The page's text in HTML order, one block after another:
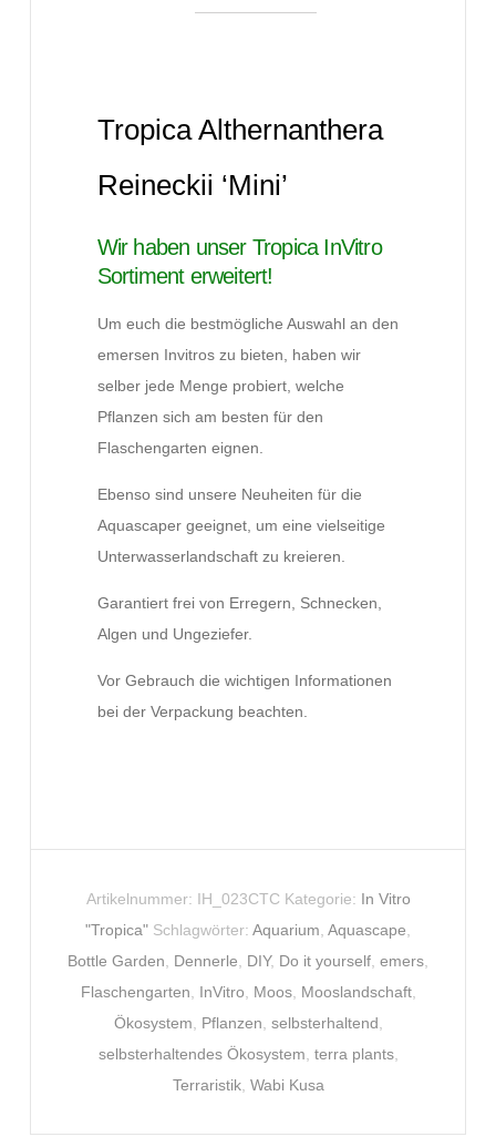
Tropica Althernanthera
Reineckii ‘Mini’
Wir haben unser Tropica InVitro
Sortiment erweitert!
Um euch die bestmögliche Auswahl an den
emersen Invitros zu bieten, haben wir
selber jede Menge probiert, welche
Pflanzen sich am besten für den
Flaschengarten eignen.
Ebenso sind unsere Neuheiten für die
Aquascaper geeignet, um eine vielseitige
Unterwasserlandschaft zu kreieren.
Garantiert frei von Erregern, Schnecken,
Algen und Ungeziefer.
Vor Gebrauch die wichtigen Informationen
bei der Verpackung beachten.
Artikelnummer: IH_023CTC Kategorie: In Vitro
"Tropica" Schlagwörter: Aquarium Aquascape
Bottle Garden
Dennerle DIY, Do it yourself emers
Flaschengarten
InVitro Moos, Mooslandschaft,
Ökosystem
Pflanzen selbsterhaltend
selbsterhaltendes Ökosystem terra plants,
Terraristik, Wabi Kusa